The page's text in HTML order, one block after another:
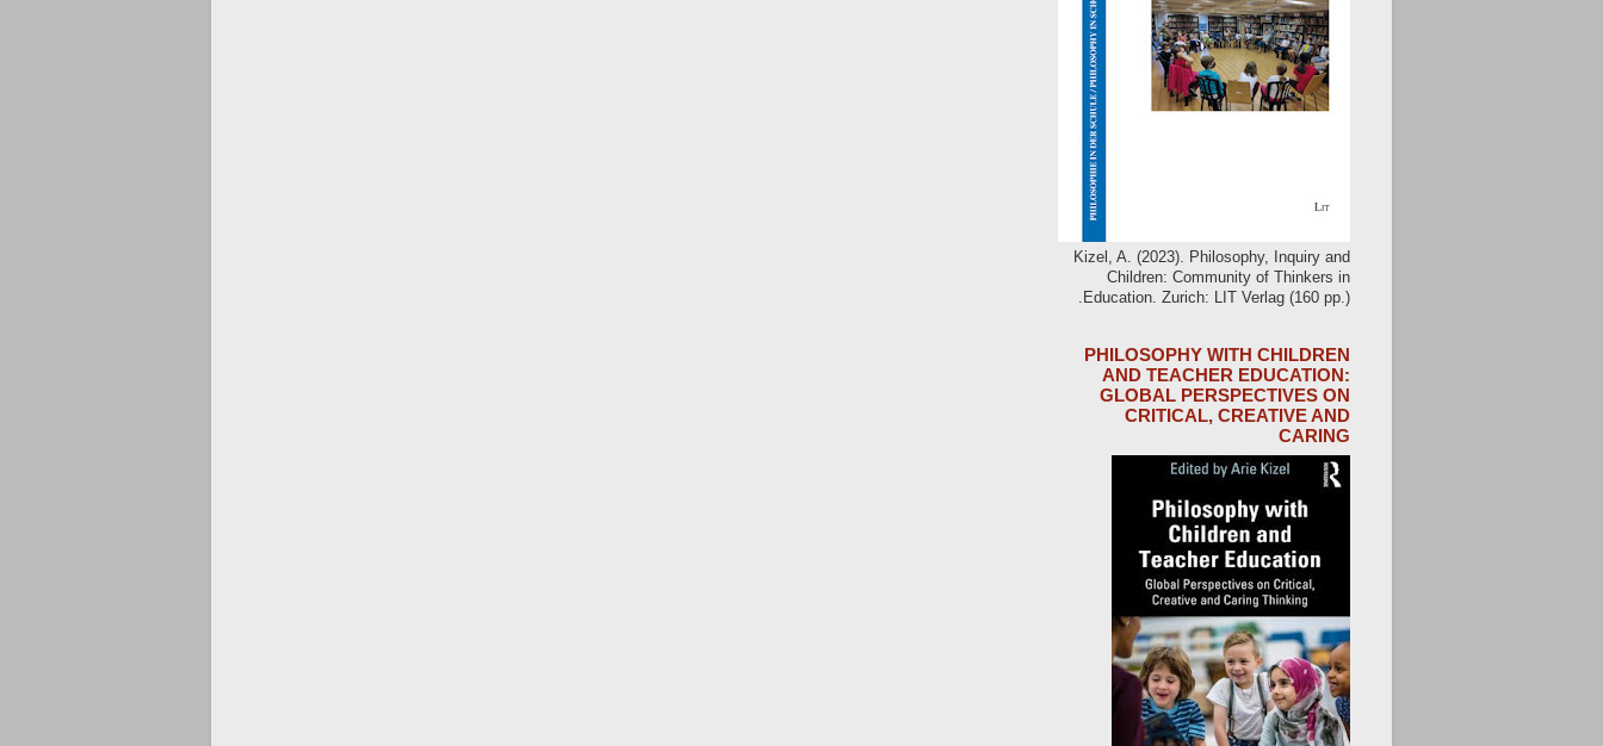
Kizel, A. (2023). Philosophy, Inquiry and
Children: Community of Thinkers in
Education. Zurich: LIT Verlag (160 pp.).
PHILOSOPHY WITH CHILDREN
AND TEACHER EDUCATION:
GLOBAL PERSPECTIVES ON
CRITICAL, CREATIVE AND
CARING